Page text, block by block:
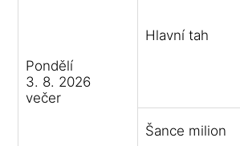
Pondělí
3. 8. 2026
večer
Hlavní tah
Šance milion